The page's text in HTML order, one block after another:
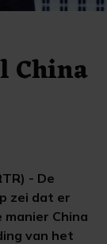
China
- De
zei dat er
China
van het